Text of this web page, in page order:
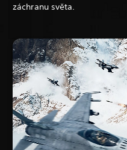
záchranu světa.